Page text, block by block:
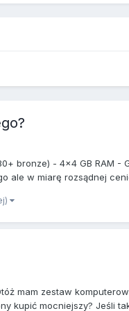
bronze) - 4x4 GB RAM -
ale w miarę rozsądnej
mam zestaw
kupić mocniejszy? Jeśli